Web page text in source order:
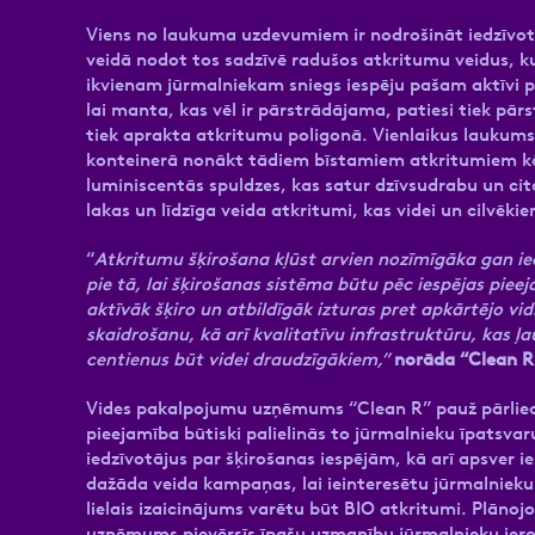
Viens no laukuma uzdevumiem ir nodrošināt
veidā nodot tos sadzīvē radušos atkritumu veidus,
ikvienam jūrmalniekam sniegs iespēju pašam
lai manta, kas vēl ir pārstrādājama, patiesi tiek
tiek aprakta atkritumu poligonā. Vienlaikus
konteinerā nonākt tādiem bīstamiem atkritumiem
luminiscentās spuldzes, kas satur dzīvsudrabu un
lakas un līdzīga veida atkritumi, kas videi un
“Atkritumu šķirošana kļūst arvien nozīmīgāka gan
pie tā, lai šķirošanas sistēma būtu pēc iespējas
aktīvāk šķiro un atbildīgāk izturas pret apkārtējo
skaidrošanu, kā arī kvalitatīvu infrastruktūru, kas
centienus būt videi draudzīgākiem,” norāda “Clean
Vides pakalpojumu uzņēmums “Clean R” pauž
pieejamība būtiski palielinās to jūrmalnieku
iedzīvotājus par šķirošanas iespējām, kā arī apsver
dažāda veida kampaņas, lai ieinteresētu
lielais izaicinājums varētu būt BIO atkritumi.